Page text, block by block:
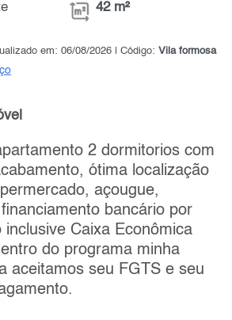
42 m²
em: 06/08/2026 | Código: Vila formosa
2 dormitorios com
ótima localização
açougue,
bancário por
inclusive Caixa Econômica
do programa minha
aceitamos seu FGTS e seu